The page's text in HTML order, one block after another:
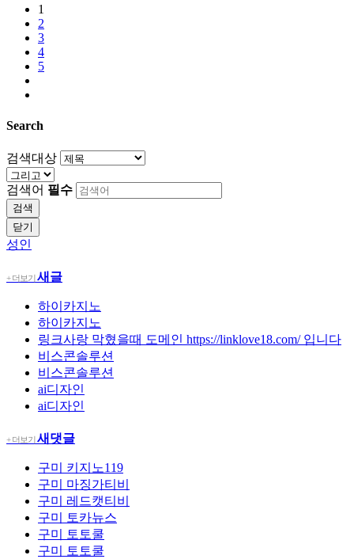
1
2
3
4
5
Search
검색대상
검색어 필수
검색
닫기
성인
+ 더보기새글
하이카지노
하이카지노
링크사랑 막혔을때 도메인 https://linklove18.com/ 입니다
비스콘솔루션
비스콘솔루션
ai디자인
ai디자인
+ 더보기새댓글
구미 키지노119
구미 마징가티비
구미 레드캣티비
구미
토카뉴스
구미
토토쿨
구미
토토쿨